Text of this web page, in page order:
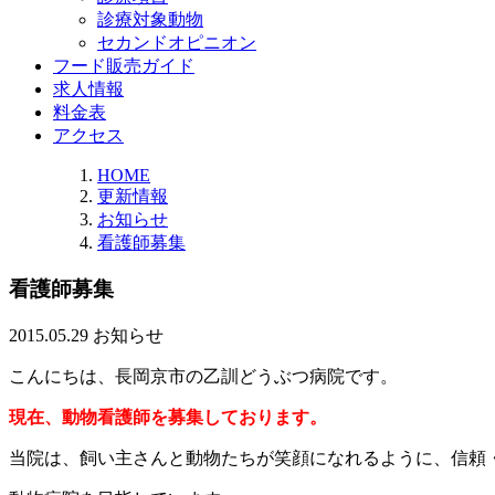
診療対象動物
セカンドオピニオン
フード販売ガイド
求人情報
料金表
アクセス
HOME
更新情報
お知らせ
看護師募集
看護師募集
2015.05.29 お知らせ
こんにちは、長岡京市の乙訓どうぶつ病院です。
現在、動物看護師を募集しております。
当院は、飼い主さんと動物たちが笑顔になれるように、信頼